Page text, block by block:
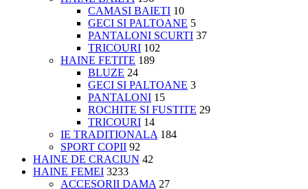
CAMASI BAIETI 10
GECI SI PALTOANE 5
PANTALONI SCURTI 37
TRICOURI 102
HAINE FETITE 189
BLUZE 24
GECI SI PALTOANE 3
PANTALONI 15
ROCHITE SI FUSTITE 29
TRICOURI 14
IE TRADITIONALA 184
SPORT COPII 92
HAINE DE CRACIUN 42
HAINE FEMEI 3233
ACCESORII DAMA 27